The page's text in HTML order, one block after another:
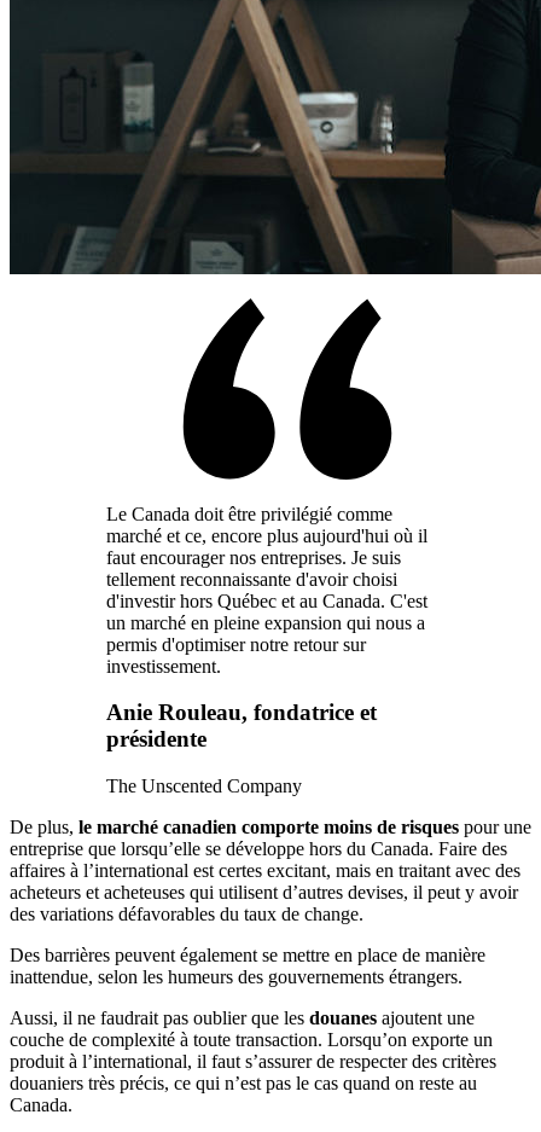
Le Canada doit être privilégié comme
marché et ce, encore plus aujourd'hui où il
faut encourager nos entreprises. Je suis
tellement reconnaissante d'avoir choisi
d'investir hors Québec et au Canada. C'est
un marché en pleine expansion qui nous a
permis d'optimiser notre retour sur
investissement.
Anie Rouleau, fondatrice et
présidente
The Unscented Company
De plus, le marché canadien comporte moins de risques pour une
entreprise que lorsqu’elle se développe hors du Canada. Faire des
affaires à l’international est certes excitant, mais en traitant avec des
acheteurs et acheteuses qui utilisent d’autres devises, il peut y avoir
des variations défavorables du taux de change.
Des barrières peuvent également se mettre en place de manière
inattendue, selon les humeurs des gouvernements étrangers.
Aussi, il ne faudrait pas oublier que les douanes ajoutent une
couche de complexité à toute transaction. Lorsqu’on exporte un
produit à l’international, il faut s’assurer de respecter des critères
douaniers très précis, ce qui n’est pas le cas quand on reste au
Canada.